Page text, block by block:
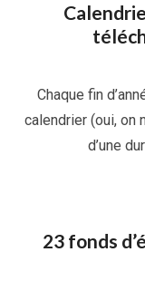
Chaque fin
calendrier (oui, on
d’une
23 fonds